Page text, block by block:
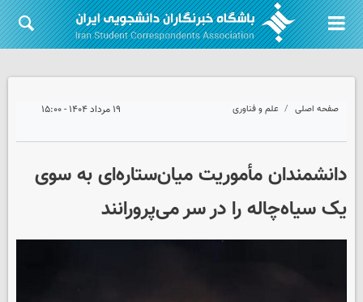
صفحه اصلی علم و فناوری ۱۹ مرداد ۱۴۰۴ - ۱۵:۰۰
دانشمندان مأموریت میان‌ستاره‌ای به سوی
یک سیاه‌چاله را در سر می‌پرورانند